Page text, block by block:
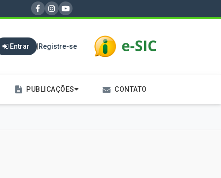
Entrar Registre-se
PUBLICAÇÕES CONTATO